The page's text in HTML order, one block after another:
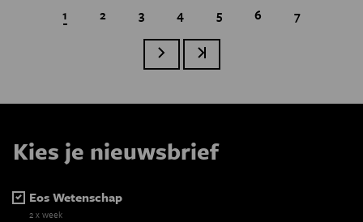
Paginatie
Huidige pagina
1 Page
2 Page
3 Page
4 Page
5 Page
6 Page
7
Volgende paginaLaatste pagina
Kies je nieuwsbrief
Eos Wetenschap
2 x week